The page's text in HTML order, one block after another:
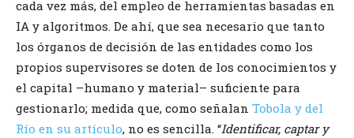
cada vez más, del empleo de herramientas basadas en
IA y algoritmos. De ahí, que sea necesario que tanto
los órganos de decisión de las entidades como los
propios supervisores se doten de los conocimientos y
el capital –humano y material– suficiente para
gestionarlo; medida que, como señalan Tobola y del
Río en su artículo, no es sencilla. “Identificar, captar y